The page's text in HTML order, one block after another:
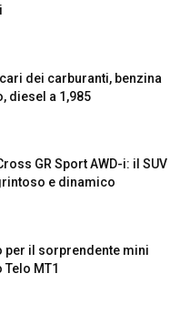
dei carburanti, benzina
diesel a 1,985
GR Sport AWD-i: il SUV
e dinamico
per il sorprendente mini
MT1